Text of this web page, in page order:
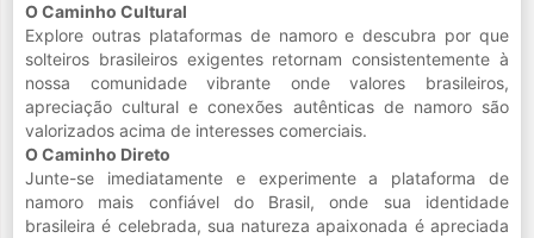
O Caminho Cultural
Explore outras plataformas de namoro e descubra por que
solteiros brasileiros exigentes retornam consistentemente à
nossa comunidade vibrante onde valores brasileiros,
apreciação cultural e conexões autênticas de namoro são
valorizados acima de interesses comerciais.
O Caminho Direto
Junte-se imediatamente e experimente a plataforma de
namoro mais confiável do Brasil, onde sua identidade
brasileira é celebrada, sua natureza apaixonada é apreciada